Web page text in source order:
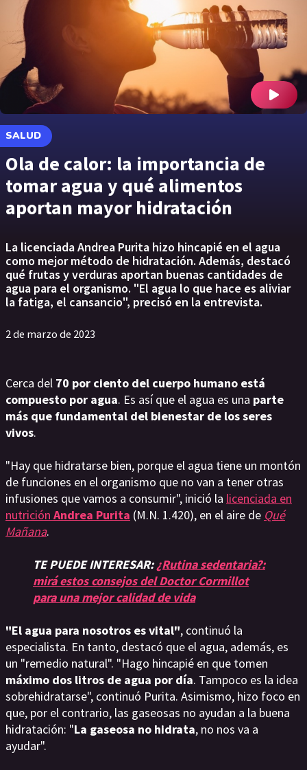
SALUD
Ola de calor: la importancia de
tomar agua y qué alimentos
aportan mayor hidratación
La licenciada Andrea Purita hizo hincapié en el agua
como mejor método de hidratación. Además, destacó
qué frutas y verduras aportan buenas cantidades de
agua para el organismo. "El agua lo que hace es aliviar
la fatiga, el cansancio", precisó en la entrevista.
2 de marzo de 2023
Cerca del 70 por ciento del cuerpo humano está
compuesto por agua. Es así que el agua es una parte
más que fundamental del bienestar de los seres
vivos.
"Hay que hidratarse bien, porque el agua tiene un montón
de funciones en el organismo que no van a tener otras
infusiones que vamos a consumir", inició la licenciada en
nutrición Andrea Purita (M.N. 1.420), en el aire de Qué
Mañana.
TE PUEDE INTERESAR:¿Rutina sedentaria?:
mirá estos consejos del Doctor Cormillot
para una mejor calidad de vida
"El agua para nosotros es vital", continuó la
especialista. En tanto, destacó que el agua, además, es
un "remedio natural". "Hago hincapié en que tomen
máximo dos litros de agua por día. Tampoco es la idea
sobrehidratarse", continuó Purita. Asimismo, hizo foco en
que, por el contrario, las gaseosas no ayudan a la buena
hidratación: "La gaseosa no hidrata, no nos va a
ayudar".